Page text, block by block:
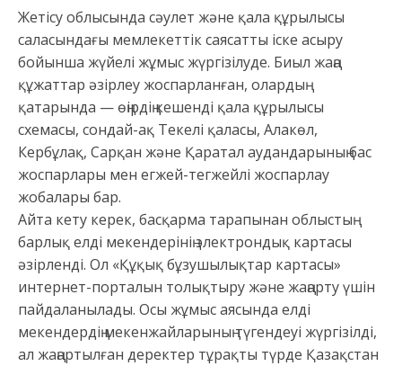
Жетісу облысында сәулет және қала құрылысы
саласындағы мемлекеттік саясатты іске асыру
бойынша жүйелі жұмыс жүргізілуде. Биыл жаңа
құжаттар әзірлеу жоспарланған, олардың
қатарында — өңірдің кешенді қала құрылысы
схемасы, сондай-ақ Текелі қаласы, Алакөл,
Кербұлақ, Сарқан және Қаратал аудандарының бас
жоспарлары мен егжей-тегжейлі жоспарлау
жобалары бар.
Айта кету керек, басқарма тарапынан облыстың
барлық елді мекендерінің электрондық картасы
әзірленді. Ол «Құқық бұзушылықтар картасы»
интернет-порталын толықтыру және жаңарту үшін
пайдаланылады. Осы жұмыс аясында елді
мекендердің мекенжайларының түгендеуі жүргізілді,
ал жаңартылған деректер тұрақты түрде Қазақстан